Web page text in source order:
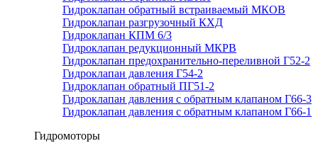
Гидроклапан обратный встраиваемый МКОВ
Гидроклапан разгрузочный КХД
Гидроклапан КПМ 6/3
Гидроклапан редукционный МКРВ
Гидроклапан предохранительно-переливной Г52-2
Гидроклапан давления Г54-2
Гидроклапан обратный ПГ51-2
Гидроклапан давления с обратным клапаном Г66-3
Гидроклапан давления с обратным клапаном Г66-1
Гидромоторы